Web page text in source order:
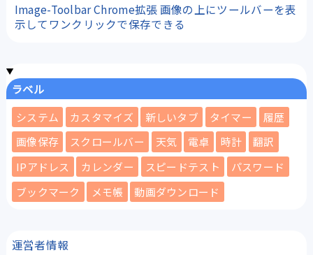
Image-Toolbar Chrome拡張 画像の上にツールバーを表
示してワンクリックで保存できる
ラベル
システム カスタマイズ 新しいタブ タイマー
履歴
画像保存
スクロールバー 天気 電卓 時計
翻訳
IPアドレス
カレンダー スピードテスト
パスワード
ブックマーク
メモ帳 動画ダウンロード
運営者情報